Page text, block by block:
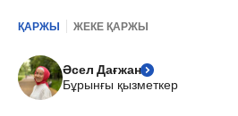
ҚАРЖЫ ЖЕКЕ ҚАРЖЫ
Әсел Дағжан
Бұрынғы қызметкер